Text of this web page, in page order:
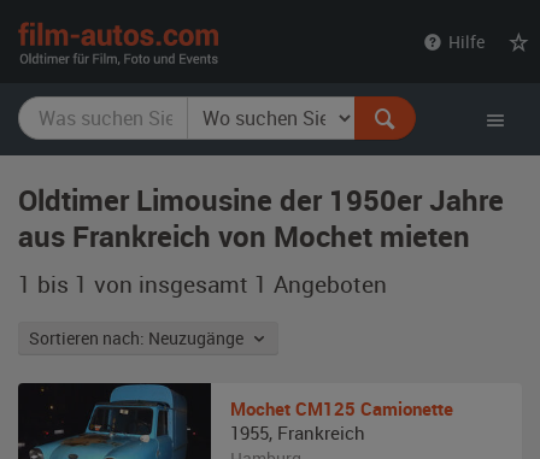
Hilfe
Oldtimer Limousine der 1950er Jahre
aus Frankreich von Mochet mieten
1 bis 1 von insgesamt 1 Angeboten
Sortieren nach: Neuzugänge
Mochet CM125 Camionette
1955, Frankreich